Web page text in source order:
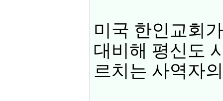
미국 한인교회
대비해 평신도
르치는 사역자